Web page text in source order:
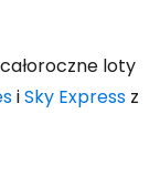
loty
iSky Express z